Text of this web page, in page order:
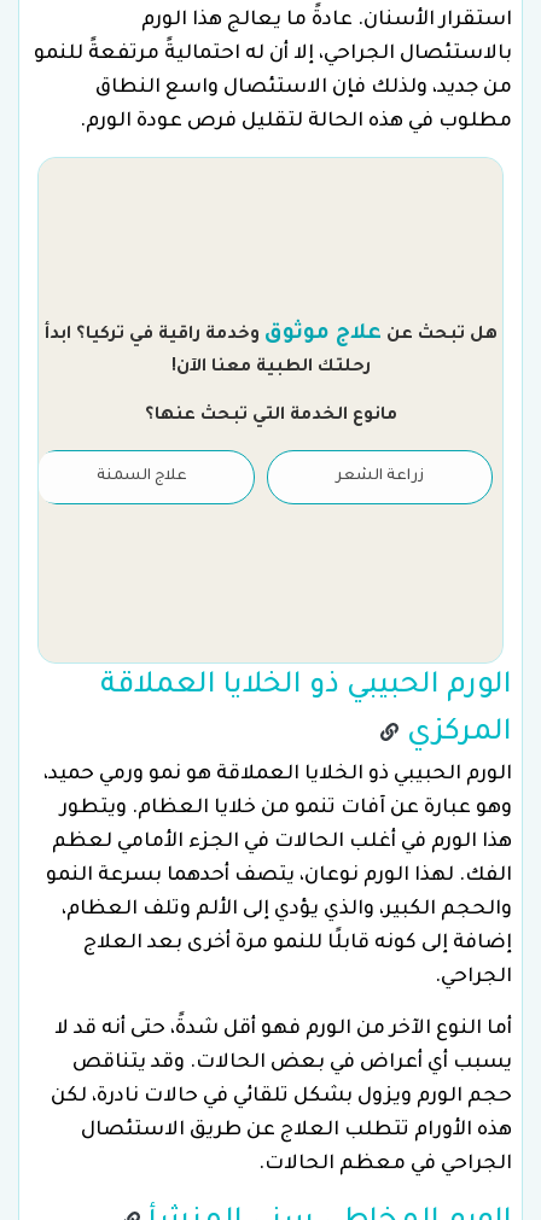
استقرار الأسنان. عادةً ما يعالج هذا الورم
بالاستئصال الجراحي، إلا أن له احتماليةً مرتفعةً للنمو
من جديد، ولذلك فإن الاستئصال واسع النطاق
مطلوب في هذه الحالة لتقليل فرص عودة الورم.
هل تبحث عن علاج موثوق وخدمة راقية في تركيا؟ ابدأ
رحلتك الطبية معنا الآن!
مانوع الخدمة التي تبحث عنها؟
زراعة الشعر علاج السمنة
الورم الحبيبي ذو الخلايا العملاقة
المركزي
الورم الحبيبي ذو الخلايا العملاقة هو نمو ورمي حميد،
وهو عبارة عن آفات تنمو من خلايا العظام. ويتطور
هذا الورم في أغلب الحالات في الجزء الأمامي لعظم
الفك. لهذا الورم نوعان، يتصف أحدهما بسرعة النمو
والحجم الكبير، والذي يؤدي إلى الألم وتلف العظام،
إضافة إلى كونه قابلًا للنمو مرة أخرى بعد العلاج
الجراحي.
أما النوع الآخر من الورم فهو أقل شدةً، حتى أنه قد لا
يسبب أي أعراض في بعض الحالات. وقد يتناقص
حجم الورم ويزول بشكل تلقائي في حالات نادرة، لكن
هذه الأورام تتطلب العلاج عن طريق الاستئصال
الجراحي في معظم الحالات.